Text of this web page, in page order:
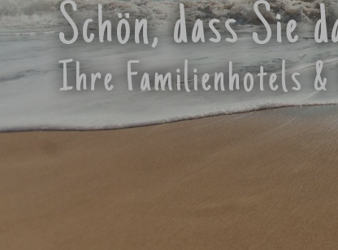
Schön, dass Sie
Ihre Familienhotels